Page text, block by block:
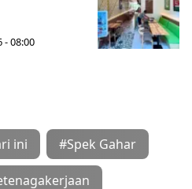
- 08:00
ini #Spek Gahar